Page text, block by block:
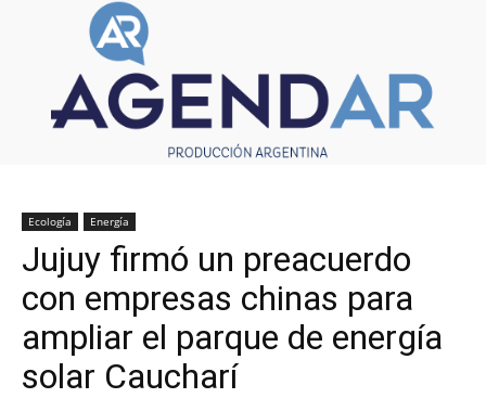
Ecología Energía
Jujuy firmó un preacuerdo
con empresas chinas para
ampliar el parque de energía
solar Caucharí